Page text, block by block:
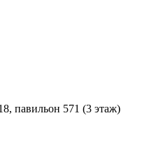
павильон 571 (3 этаж)